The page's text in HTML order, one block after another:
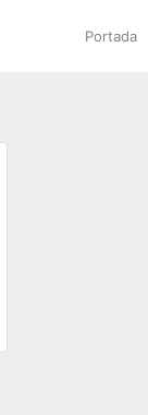
Portada